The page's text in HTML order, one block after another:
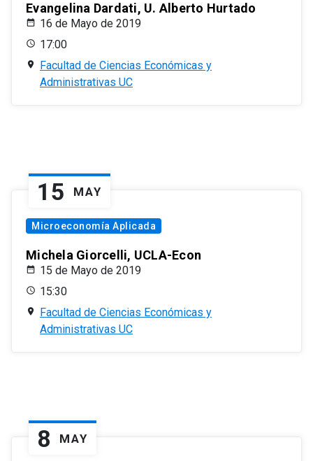
Evangelina Dardati, U. Alberto Hurtado
16 de Mayo de 2019
17:00
Facultad de Ciencias Económicas y
Administrativas UC
15 MAY
Microeconomía Aplicada
Michela Giorcelli, UCLA-Econ
15 de Mayo de 2019
15:30
Facultad de Ciencias Económicas y
Administrativas UC
8 MAY